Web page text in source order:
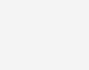
інтернет-
частина — це